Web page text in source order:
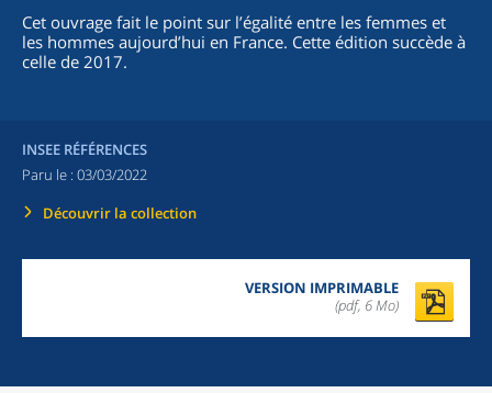
Cet ouvrage fait le point sur l’égalité entre les femmes et
les hommes aujourd’hui en France. Cette édition succède à
celle de 2017.
INSEE RÉFÉRENCES
Paru le : 03/03/2022
Découvrir la collection
VERSION IMPRIMABLE
(pdf, 6 Mo)